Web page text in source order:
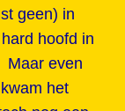
geen) in
hoofd in
Maar even
het